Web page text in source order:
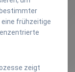
bestimmter
eine frühzeitige
zeigt